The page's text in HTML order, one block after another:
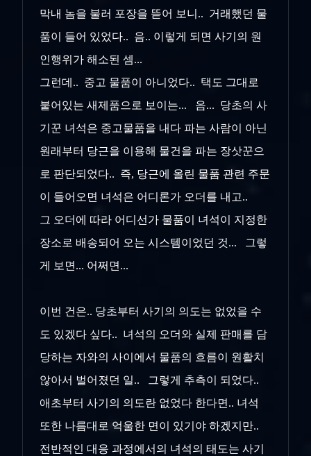
막내 놈을 불러 포장을 뜯어 보니.. 거래했던 물
품이 들어 있었다.. 음.. 이렇게 되면 사기의 원
인행위가 해소된 셈...
그런데.. 중고 물품이 아니었다.. 택도 그대로
붙어있는 새제품으로 보이는... 음... 당초의 사
기꾼 녀석은 중고물품을 내다 파는 사람이 아닌
원래부터 당근을 이용해 물건을 파는 장삿꾼으
로 판단되었다.. 즉, 당근에 올린 물품 관련 주문
이 들어오면 녀석은 어디론가 오더를 내고..
그 오더에 따라 어디선가 물품이 녀석이 지정한
장소로 배송되어 오는 시스템이었던 것... 그렇
게 보면... 어쩌면...
이번 건은.. 당초부터 사기의 의도는 없었을 수
도 있겠다 싶다.. 녀석의 오더와 실제 판매를 담
당하는 자와의 사이에서 물품의 흐름이 원활치
않아서 벌어졌던 일.. 그렇게 추측이 되었다..
애초부터 사기의 의도란 없었다 한다면.. 녀석
또한 나름대로 억울한 면이 있기야 하겠지만..
전반적인 대응 과정에서의 녀석의 태도는 사기